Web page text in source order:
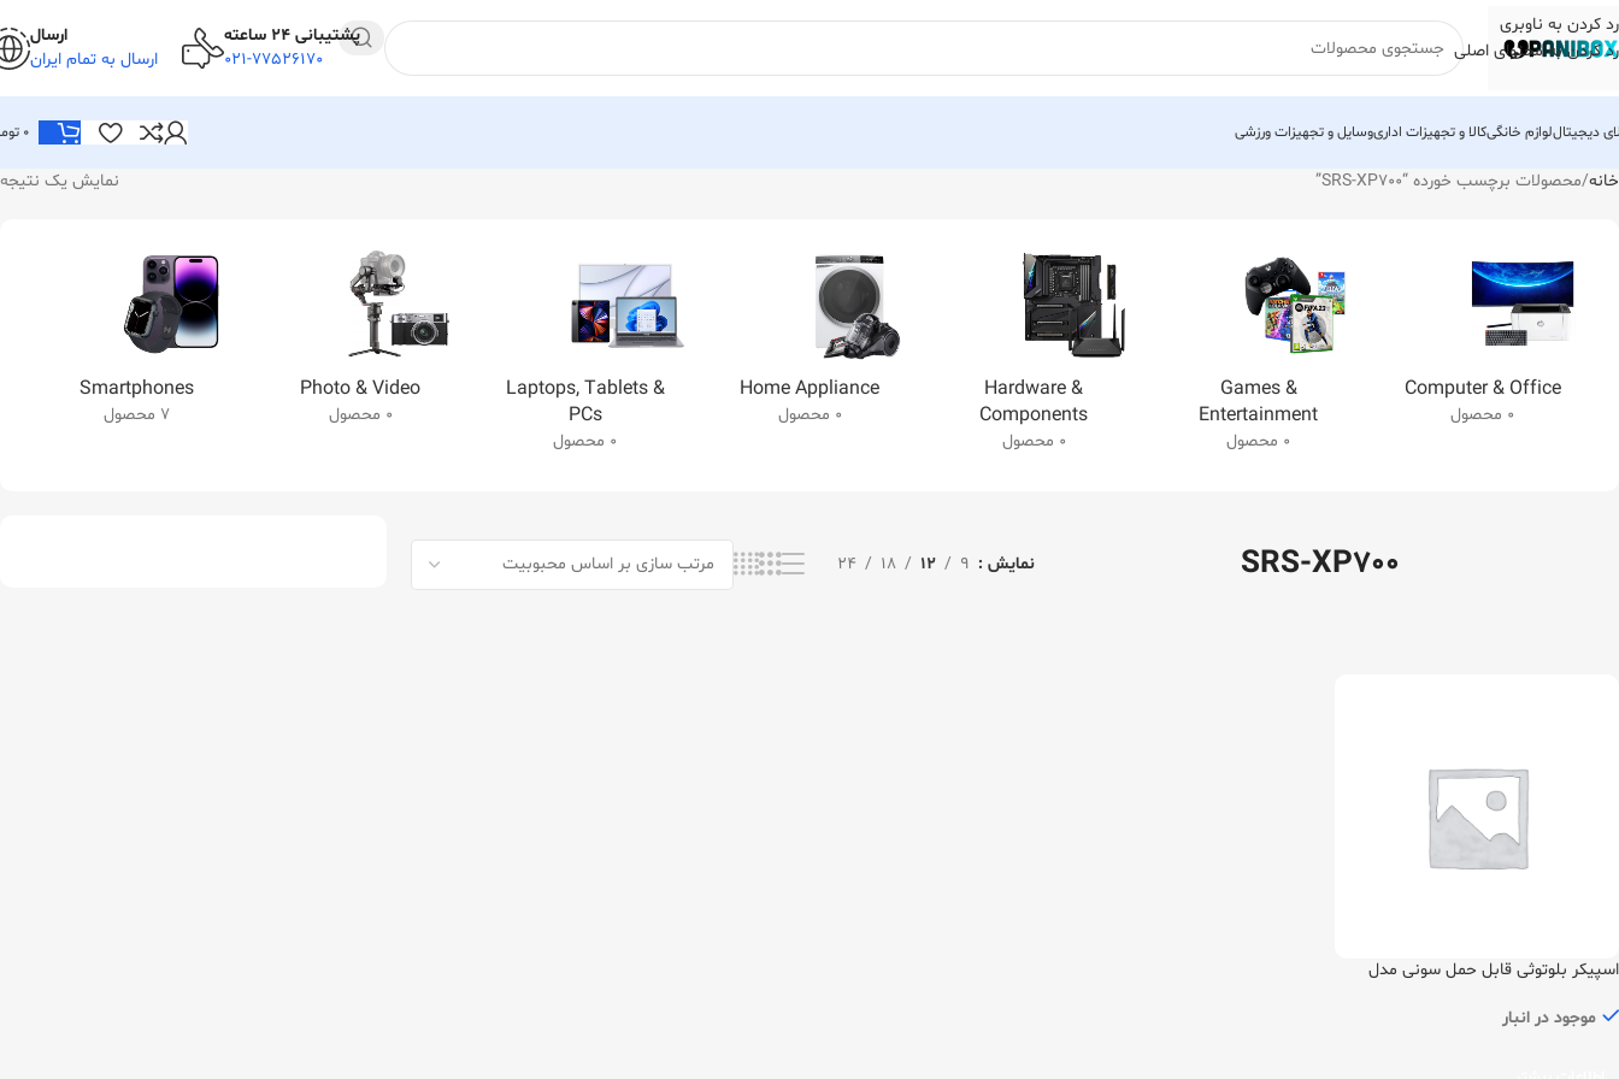
رد کردن به ناوبری
رد کردن به محتوای اصلی
پشتیبانی 24 ساعته
021-77526170
ارسال
ارسال به تمام ایران
دیجیتاللوازم خانگیکالا و تجهیزات اداریوسایل و تجهیزات ورزشی 0
خانه محصولات برچسب خورده “SRS-XP700” نمایش یک نتیجه
Computer & Office
0 محصول
Games &
Entertainment
0 محصول
Hardware &
Components
0 محصول
Home Appliance
0 محصول
Laptops, Tablets &
PCs
0 محصول
Photo & Video
0 محصول
Smartphones
7 محصول
SRS-XP700 نمایش 9
12
18
24
اسپیکر بلوتوثی قابل حمل سونی مدل
موجود در انبار